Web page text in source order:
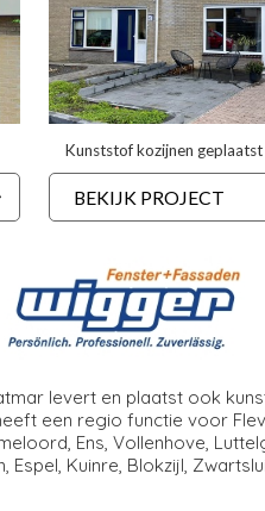
Kunststof kozijnen
BEKIJK PROJECT
levert en plaatst ook
een regio functie voor
Ens, Vollenhove,
Espel, Kuinre, Blokzijl,